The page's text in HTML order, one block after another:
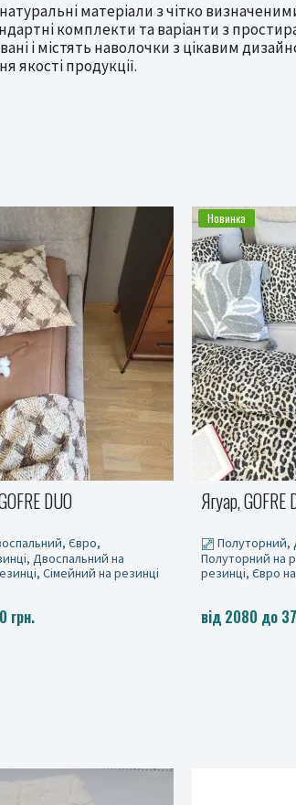
матеріали з чітко
комплекти та варіанти з
і містять наволочки з цікавим
продукції.
Євро,
Двоспальний на
Сімейний на резинці
грн.
Вікторія,
Полуторний,
Полуторний на
резинці, Євро
від 2080 до